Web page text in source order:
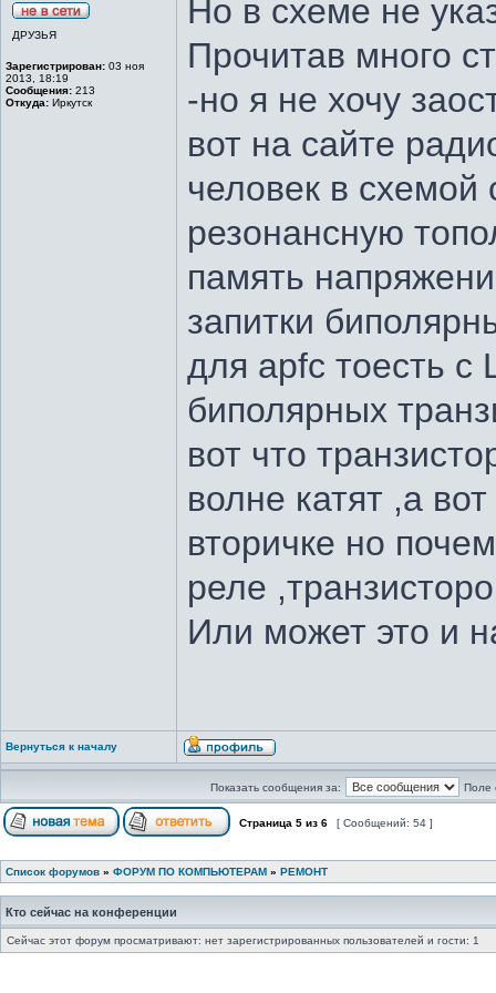
ДРУЗЬЯ
Зарегистрирован: 03 ноя
2013, 18:19
Сообщения: 213
Откуда: Иркутск
Но в схеме не
Прочитав много
-но я не хочу
вот на сайте
человек в
резонансную
память
запитки
для apfc тоесть
биполярных
вот что
волне катят ,а
вторичке но
реле
Или может это и
Вернуться к началу
Показать сообщения за: Поле
Страница 5 из 6 [ Сообщений: 54 ]
Список форумов » ФОРУМ ПО КОМПЬЮТЕРАМ » РЕМОНТ
Кто сейчас на конференции
Сейчас этот форум просматривают: нет зарегистрированных пользователей и гости: 1